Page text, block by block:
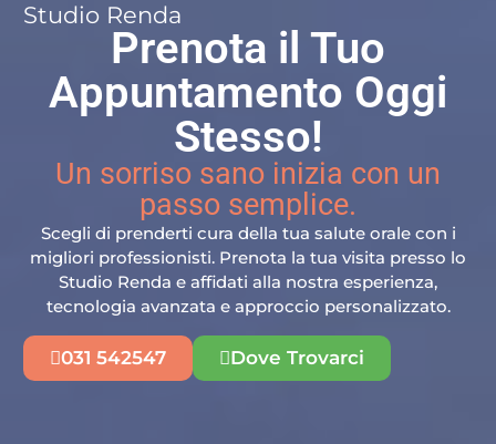
Studio Renda
Prenota il Tuo
Appuntamento Oggi
Stesso!
Un sorriso sano inizia con un
passo semplice.
Scegli di prenderti cura della tua salute orale con i
migliori professionisti. Prenota la tua visita presso lo
Studio Renda e affidati alla nostra esperienza,
tecnologia avanzata e approccio personalizzato.
031 542547 Dove Trovarci